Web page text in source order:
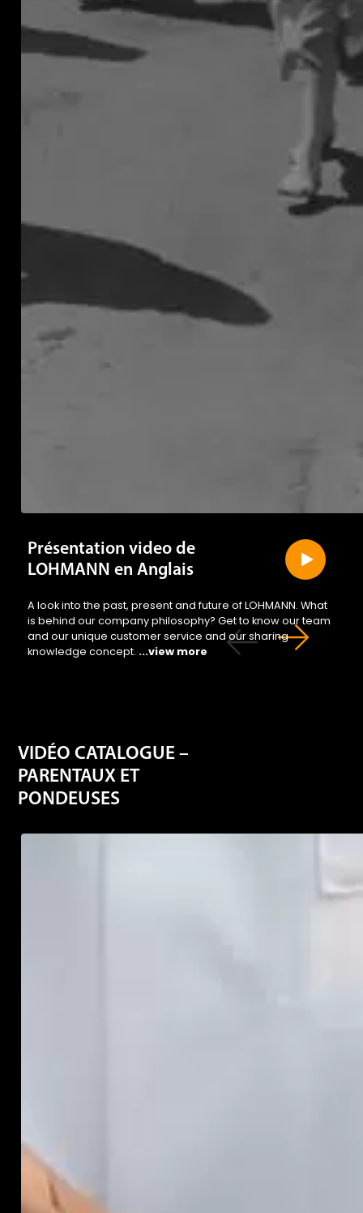
Présentation video de
LOHMANN en Anglais
is behind our company philosophy? Get to know our team
and our unique customer service and our sharing
knowledge concept....view more
VIDÉO CATALOGUE –
PARENTAUX ET
PONDEUSES